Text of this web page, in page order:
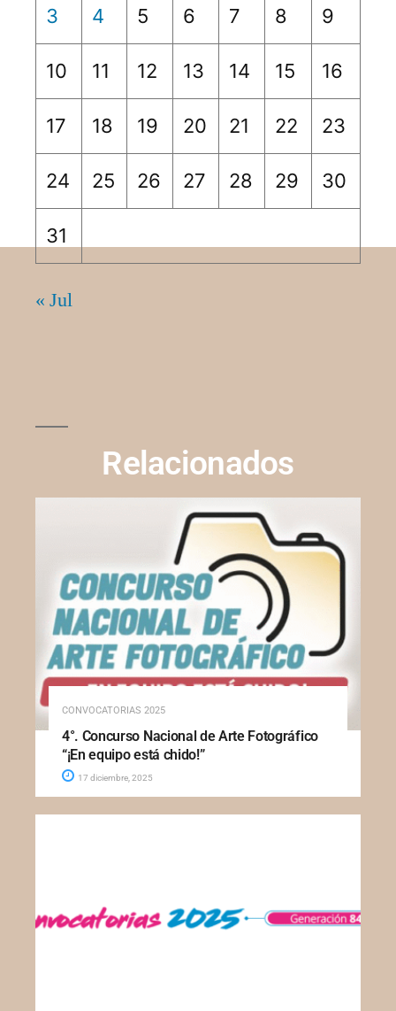
3 4 5 6 7 8 9
10 11 12 13 14 15 16
17 18 19 20 21 22 23
24 25 26 27 28 29 30
31
« Jul
Relacionados
CONVOCATORIAS 2025
4°. Concurso Nacional de Arte Fotográfico
“¡En equipo está chido!”
17 diciembre, 2025